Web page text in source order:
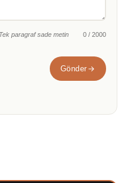
paragraf sade metin 0 / 2000
Gönder